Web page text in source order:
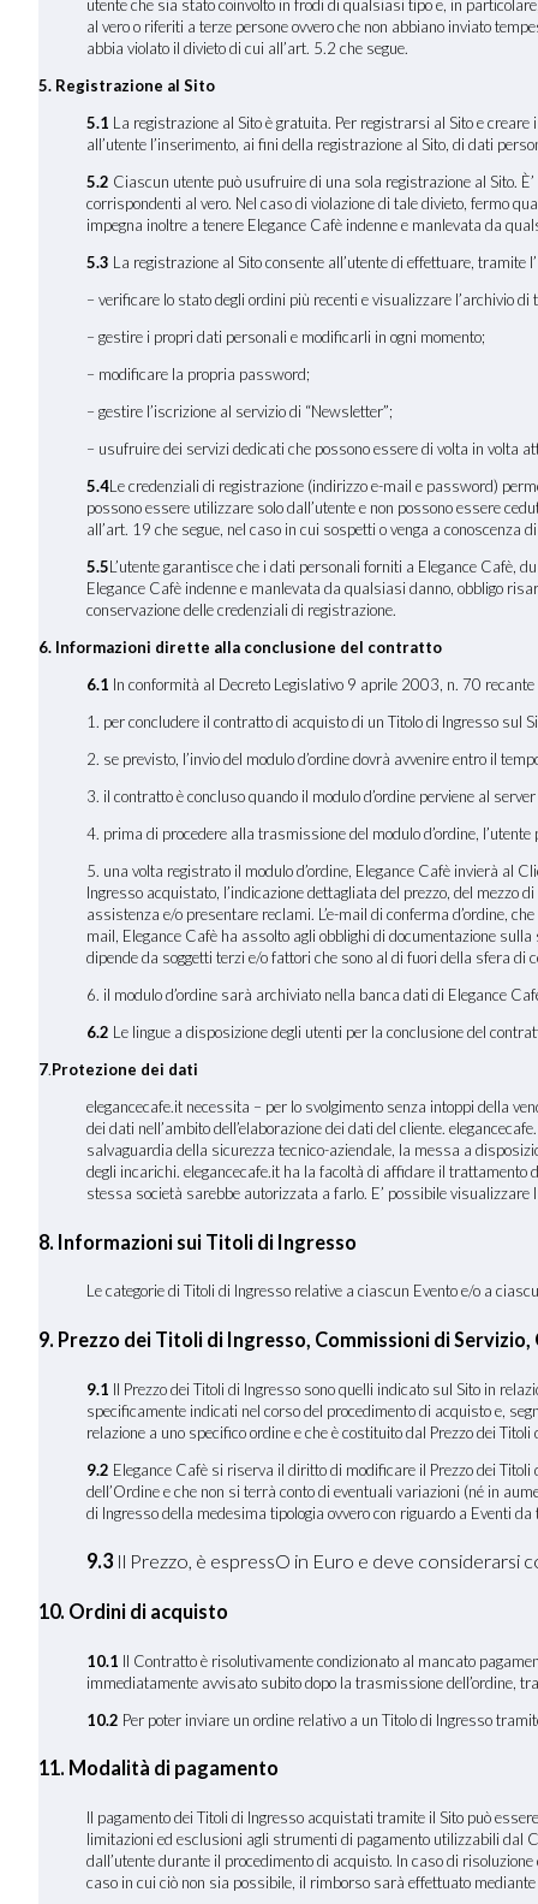
utente che sia stato coinvolto in frodi di qualsiasi tipo e, in
al vero o riferiti a terze persone ovvero che non abbiano inviato
abbia violato il divieto di cui all’art. 5.2 che segue.
5. Registrazione al Sito
5.1 La registrazione al Sito è gratuita. Per registrarsi al Sito e
all’utente l’inserimento, ai fini della registrazione al Sito, di dati
5.2 Ciascun utente può usufruire di una sola registrazione al Sito.
corrispondenti al vero. Nel caso di violazione di tale divieto, fermo
impegna inoltre a tenere Elegance Cafè indenne e manlevata da
5.3 La registrazione al Sito consente all’utente di effettuare, tramite
– verificare lo stato degli ordini più recenti e visualizzare l’archivio
– gestire i propri dati personali e modificarli in ogni momento;
– modificare la propria password;
– gestire l’iscrizione al servizio di “Newsletter”;
– usufruire dei servizi dedicati che possono essere di volta in volta
5.4Le credenziali di registrazione (indirizzo e-mail e password)
possono essere utilizzare solo dall’utente e non possono essere
all’art. 19 che segue, nel caso in cui sospetti o venga a conoscenza
5.5L’utente garantisce che i dati personali forniti a Elegance Cafè,
Elegance Cafè indenne e manlevata da qualsiasi danno, obbligo
conservazione delle credenziali di registrazione.
6. Informazioni dirette alla conclusione del contratto
6.1 In conformità al Decreto Legislativo 9 aprile 2003, n. 70
1. per concludere il contratto di acquisto di un Titolo di Ingresso sul
2. se previsto, l’invio del modulo d’ordine dovrà avvenire entro il
3. il contratto è concluso quando il modulo d’ordine perviene al
4. prima di procedere alla trasmissione del modulo d’ordine,
5. una volta registrato il modulo d’ordine, Elegance Cafè invierà al
Ingresso acquistato, l’indicazione dettagliata del prezzo, del mezzo
assistenza e/o presentare reclami. L’e-mail di conferma d’ordine,
mail, Elegance Cafè ha assolto agli obblighi di documentazione
dipende da soggetti terzi e/o fattori che sono al di fuori della sfera di
6. il modulo d’ordine sarà archiviato nella banca dati di Elegance
6.2 Le lingue a disposizione degli utenti per la conclusione del
7.Protezione dei dati
elegancecafe.it necessita – per lo svolgimento senza intoppi della
dei dati nell’ambito dell’elaborazione dei dati del cliente.
salvaguardia della sicurezza tecnico-aziendale, la messa a
degli incarichi. elegancecafe.it ha la facoltà di affidare il
stessa società sarebbe autorizzata a farlo. E’ possibile
8. Informazioni sui Titoli di Ingresso
Le categorie di Titoli di Ingresso relative a ciascun Evento e/o a
9. Prezzo dei Titoli di Ingresso, Commissioni di
9.1 Il Prezzo dei Titoli di Ingresso sono quelli indicato sul Sito in
specificamente indicati nel corso del procedimento di acquisto e,
relazione a uno specifico ordine e che è costituito dal Prezzo dei Titoli
9.2 Elegance Cafè si riserva il diritto di modificare il Prezzo dei
dell’Ordine e che non si terrà conto di eventuali variazioni (né in
di Ingresso della medesima tipologia ovvero con riguardo a Eventi
9.3 Il Prezzo, è espressO in Euro e deve considerarsi
10. Ordini di acquisto
10.1 Il Contratto è risolutivamente condizionato al mancato
immediatamente avvisato subito dopo la trasmissione dell’ordine,
10.2 Per poter inviare un ordine relativo a un Titolo di Ingresso
11. Modalità di pagamento
Il pagamento dei Titoli di Ingresso acquistati tramite il Sito può
limitazioni ed esclusioni agli strumenti di pagamento utilizzabili dal
dall’utente durante il procedimento di acquisto. In caso di
caso in cui ciò non sia possibile, il rimborso sarà effettuato